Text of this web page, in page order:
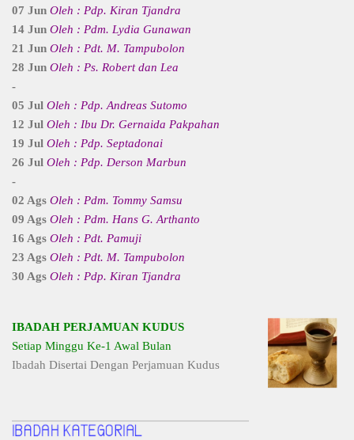
07 Jun Oleh : Pdp. Kiran Tjandra
14 Jun Oleh : Pdm. Lydia Gunawan
21 Jun Oleh : Pdt. M. Tampubolon
28 Jun Oleh : Ps. Robert dan Lea
-
05 Jul Oleh : Pdp. Andreas Sutomo
12 Jul Oleh : Ibu Dr. Gernaida Pakpahan
19 Jul Oleh : Pdp. Septadonai
26 Jul Oleh : Pdp. Derson Marbun
-
02 Ags Oleh : Pdm. Tommy Samsu
09 Ags Oleh : Pdm. Hans G. Arthanto
16 Ags Oleh : Pdt. Pamuji
23 Ags Oleh : Pdt. M. Tampubolon
30 Ags Oleh : Pdp. Kiran Tjandra
IBADAH PERJAMUAN KUDUS
Setiap Minggu Ke-1 Awal Bulan
Ibadah Disertai Dengan Perjamuan Kudus